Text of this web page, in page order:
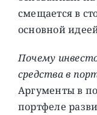
смещается в
основной
Почему
средства в
Аргументы в
портфеле